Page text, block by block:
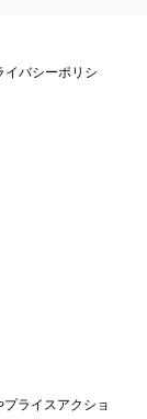
イバシーポリシ
ライスアクショ